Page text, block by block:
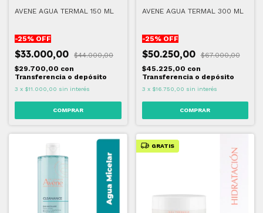
AVENE AGUA TERMAL 150 ML
-25% OFF
$33.000,00
$44.000,00
$29.700,00 con
Transferencia o depósito
3 x $11.000,00 sin interés
AVENE AGUA TERMAL 300 ML
-25% OFF
$50.250,00
$67.000,00
$45.225,00 con
Transferencia o depósito
3 x $16.750,00 sin interés
GRATIS